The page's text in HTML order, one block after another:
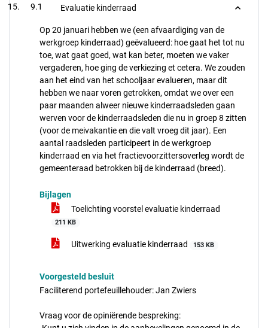
9.1 Evaluatie kinderraad
Op 20 januari hebben we (een afvaardiging van de
werkgroep kinderraad) geëvalueerd: hoe gaat het tot nu
toe, wat gaat goed, wat kan beter, moeten we vaker
vergaderen, hoe ging de verkiezing et cetera. We zouden
aan het eind van het schooljaar evalueren, maar dit
hebben we naar voren getrokken, omdat we over een
paar maanden alweer nieuwe kinderraadsleden gaan
werven voor de kinderraadsleden die nu in groep 8 zitten
(voor de meivakantie en die valt vroeg dit jaar). Een
aantal raadsleden participeert in de werkgroep
kinderraad en via het fractievoorzittersoverleg wordt de
gemeenteraad betrokken bij de kinderraad (breed).
Bijlagen
Toelichting voorstel evaluatie kinderraad
211 KB
Uitwerking evaluatie kinderraad 153 KB
Voorgesteld besluit
Faciliterend portefeuillehouder: Jan Zwiers
Vraag voor de opiniërende bespreking: